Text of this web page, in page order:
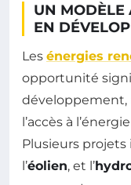
UN MODÈLE
EN
Les énergies
opportunité
développement,
l’accès à
Plusieurs
l’éolien, et l’